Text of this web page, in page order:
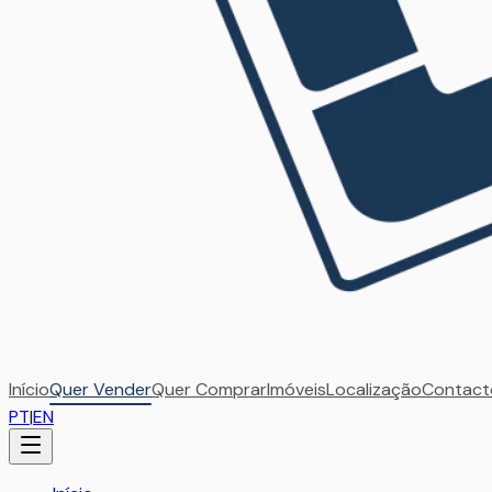
InícioQuer VenderQuer ComprarImóveisLocalização
PT|EN